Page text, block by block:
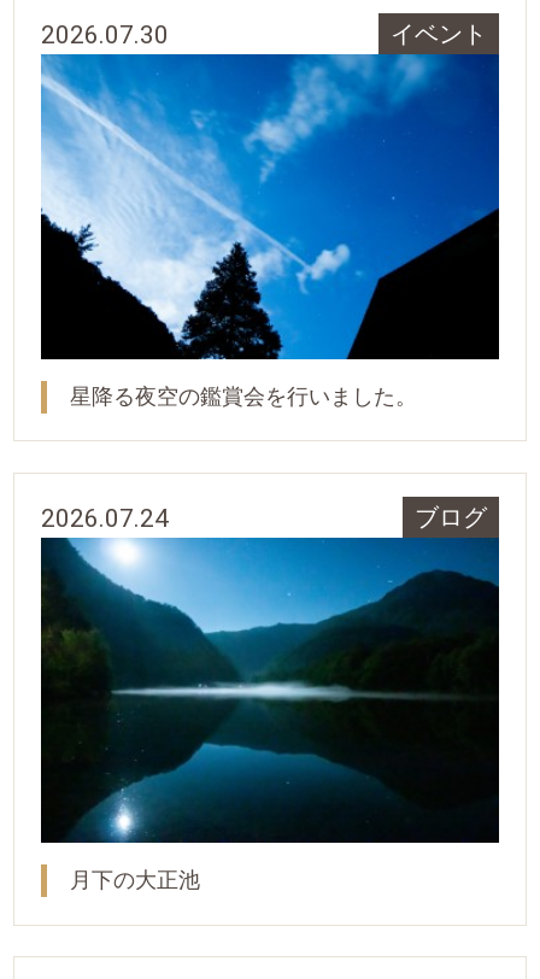
2026.07.30 イベント
星降る夜空の鑑賞会を行いました。
2026.07.24 ブログ
月下の大正池